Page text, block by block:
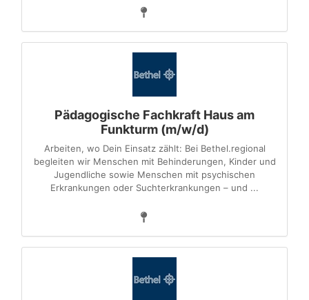
Pädagogische Fachkraft Haus am
Funkturm (m/w/d)
Arbeiten, wo Dein Einsatz zählt: Bei Bethel.regional
begleiten wir Menschen mit Behinderungen, Kinder und
Jugendliche sowie Menschen mit psychischen
Erkrankungen oder Suchterkrankungen – und ...